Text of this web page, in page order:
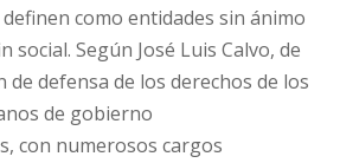
como entidades sin ánimo
social. Según José Luis Calvo, de
de defensa de los derechos de los
de gobierno
con numerosos cargos